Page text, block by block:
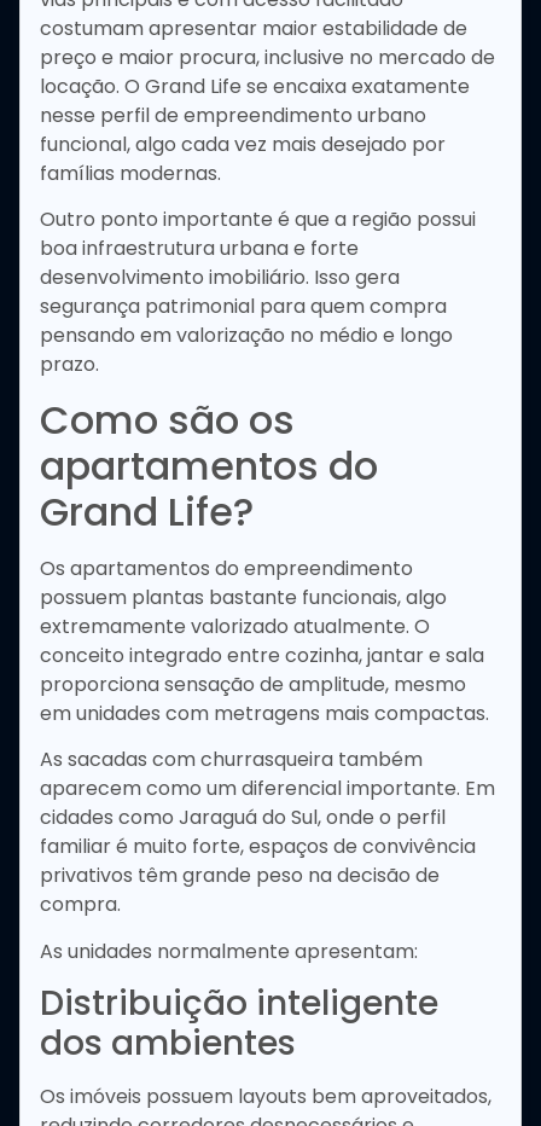
costumam apresentar maior estabilidade de
preço e maior procura, inclusive no mercado de
locação. O Grand Life se encaixa exatamente
nesse perfil de empreendimento urbano
funcional, algo cada vez mais desejado por
famílias modernas.
Outro ponto importante é que a região possui
boa infraestrutura urbana e forte
desenvolvimento imobiliário. Isso gera
segurança patrimonial para quem compra
pensando em valorização no médio e longo
prazo.
Como são os
apartamentos do
Grand Life?
Os apartamentos do empreendimento
possuem plantas bastante funcionais, algo
extremamente valorizado atualmente. O
conceito integrado entre cozinha, jantar e sala
proporciona sensação de amplitude, mesmo
em unidades com metragens mais compactas.
As sacadas com churrasqueira também
aparecem como um diferencial importante. Em
cidades como Jaraguá do Sul, onde o perfil
familiar é muito forte, espaços de convivência
privativos têm grande peso na decisão de
compra.
As unidades normalmente apresentam:
Distribuição inteligente
dos ambientes
Os imóveis possuem layouts bem aproveitados,